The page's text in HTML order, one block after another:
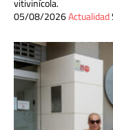
vitivinícola.
05/08/2026Actualidad